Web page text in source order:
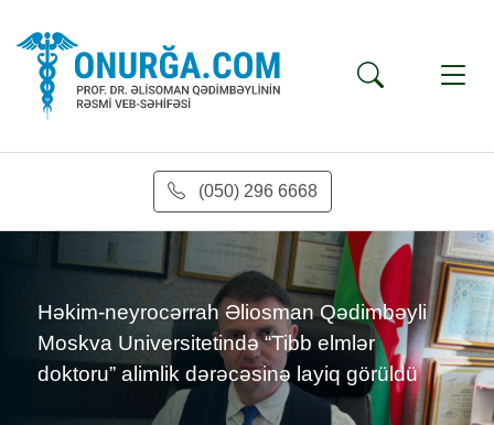
(050) 296 6668
Həkim-neyrocərrah Əliosman Qədimbəyli
Moskva Universitetində “Tibb elmlər
doktoru” alimlik dərəcəsinə layiq görüldü